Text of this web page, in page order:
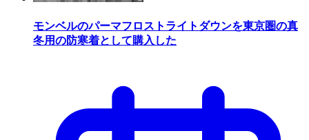
モンベルのパーマフロストライトダウンを東京圏の真
冬用の防寒着として購入した